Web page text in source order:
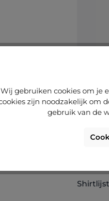
Wij gebruiken cookies om je
zijn noodzakelijk om
gebruik van de